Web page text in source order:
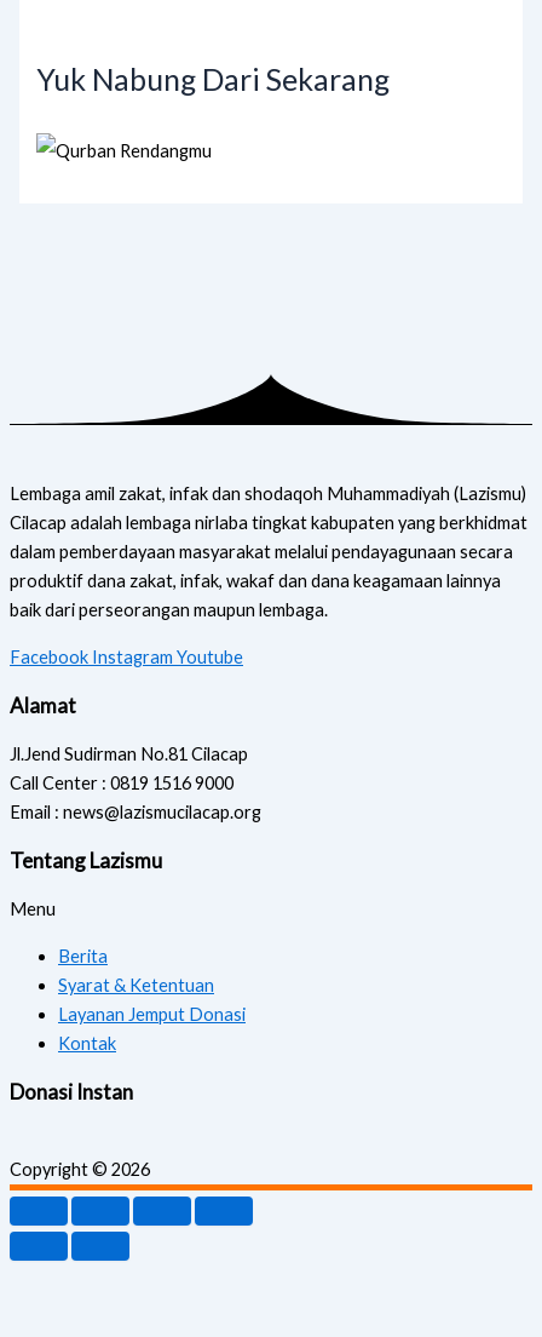
Yuk Nabung Dari Sekarang
Lembaga amil zakat, infak dan shodaqoh Muhammadiyah (Lazismu)
Cilacap adalah lembaga nirlaba tingkat kabupaten yang berkhidmat
dalam pemberdayaan masyarakat melalui pendayagunaan secara
produktif dana zakat, infak, wakaf dan dana keagamaan lainnya
baik dari perseorangan maupun lembaga.
Facebook Instagram Youtube
Alamat
Jl.Jend Sudirman No.81 Cilacap
Call Center : 0819 1516 9000
Email : news@lazismucilacap.org
Tentang Lazismu
Menu
Berita
Syarat & Ketentuan
Layanan Jemput Donasi
Kontak
Donasi Instan
Copyright © 2026